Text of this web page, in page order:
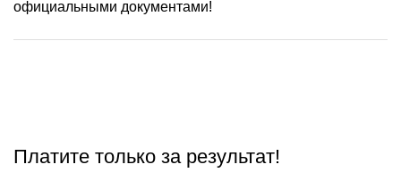
официальными документами!
Платите только за результат!